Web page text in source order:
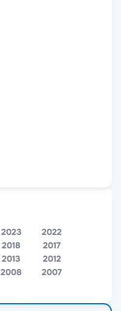
2023
2022
2018
2017
2013
2012
2008
2007